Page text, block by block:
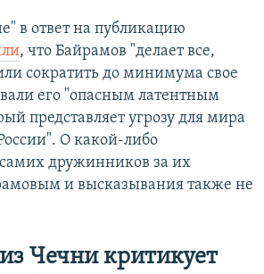
в ответ на публикацию
, что Байрамов "делает все,
сократить до минимума свое
его "опасным латентным
представляет угрозу для мира
О какой-либо
самих дружинников за их
и высказывания также не
Чечни критикует